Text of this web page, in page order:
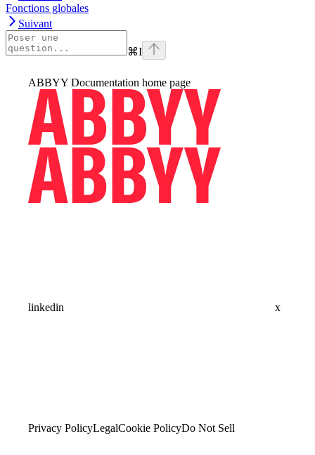
Fonctions globales
Suivant
⌘I
ABBYY Documentation home page
linkedin x
Privacy PolicyLegalCookie PolicyDo Not Sell